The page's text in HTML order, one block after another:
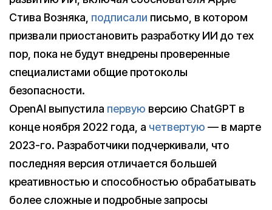
Стива Возняка, подписали письмо, в котором
призвали приостановить разработку ИИ до тех
пор, пока не будут внедрены проверенные
специалистами общие протоколы
безопасности.
OpenAI выпустила первую версию ChatGPT в
конце ноября 2022 года, а четвертую — в марте
2023-го. Разработчики подчеркивали, что
последняя версия отличается большей
креативностью и способностью обрабатывать
более сложные и подробные запросы